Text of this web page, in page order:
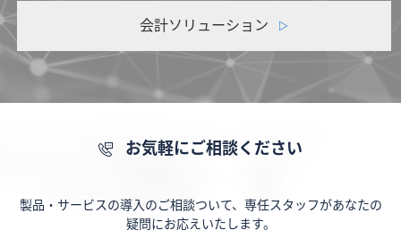
会計ソリューション
お気軽にご相談ください
製品・サービスの導入のご相談ついて、専任スタッフがあなたの
疑問にお応えいたします。